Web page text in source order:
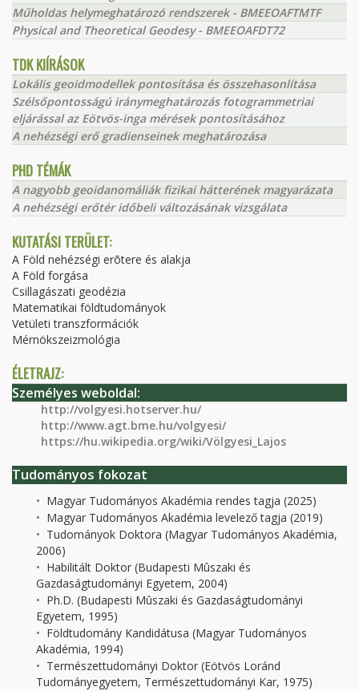
Műholdas helymeghatározó rendszerek - BMEEOAFTMTF
Physical and Theoretical Geodesy - BMEEOAFDT72
TDK KIÍRÁSOK
Lokális geoidmodellek pontosítása és összehasonlítása
Szélsőpontosságú iránymeghatározás fotogrammetriai
eljárással az Eötvös-inga mérések pontosításához
A nehézségi erő gradienseinek meghatározása
PHD TÉMÁK
A nagyobb geoidanomáliák fizikai hátterének magyarázata
A nehézségi erőtér időbeli változásának vizsgálata
KUTATÁSI TERÜLET:
A Föld nehézségi erõtere és alakja
A Föld forgása
Csillagászati geodézia
Matematikai földtudományok
Vetületi transzformációk
Mérnökszeizmológia
ÉLETRAJZ:
Személyes weboldal:
http://volgyesi.hotserver.hu/
http://www.agt.bme.hu/volgyesi/
https://hu.wikipedia.org/wiki/Völgyesi_Lajos
Tudományos fokozat
Magyar Tudományos Akadémia rendes tagja (2025)
Magyar Tudományos Akadémia levelező tagja (2019)
Tudományok Doktora (Magyar Tudományos Akadémia,
2006)
Habilitált Doktor (Budapesti Mûszaki és
Gazdaságtudományi Egyetem, 2004)
Ph.D. (Budapesti Mûszaki és Gazdaságtudományi
Egyetem, 1995)
Földtudomány Kandidátusa (Magyar Tudományos
Akadémia, 1994)
Természettudományi Doktor (Eötvös Loránd
Tudományegyetem, Természettudományi Kar, 1975)